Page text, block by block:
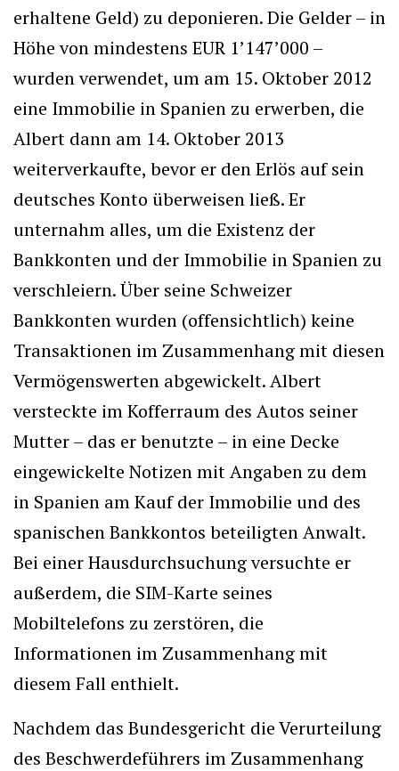
erhaltene Geld) zu deponieren. Die Gelder – in
Höhe von mindestens EUR 1’147’000 –
wurden verwendet, um am 15. Oktober 2012
eine Immobilie in Spanien zu erwerben, die
Albert dann am 14. Oktober 2013
weiterverkaufte, bevor er den Erlös auf sein
deutsches Konto überweisen ließ. Er
unternahm alles, um die Existenz der
Bankkonten und der Immobilie in Spanien zu
verschleiern. Über seine Schweizer
Bankkonten wurden (offensichtlich) keine
Transaktionen im Zusammenhang mit diesen
Vermögenswerten abgewickelt. Albert
versteckte im Kofferraum des Autos seiner
Mutter – das er benutzte – in eine Decke
eingewickelte Notizen mit Angaben zu dem
in Spanien am Kauf der Immobilie und des
spanischen Bankkontos beteiligten Anwalt.
Bei einer Hausdurchsuchung versuchte er
außerdem, die SIM-Karte seines
Mobiltelefons zu zerstören, die
Informationen im Zusammenhang mit
diesem Fall enthielt.
Nachdem das Bundesgericht die Verurteilung
des Beschwerdeführers im Zusammenhang